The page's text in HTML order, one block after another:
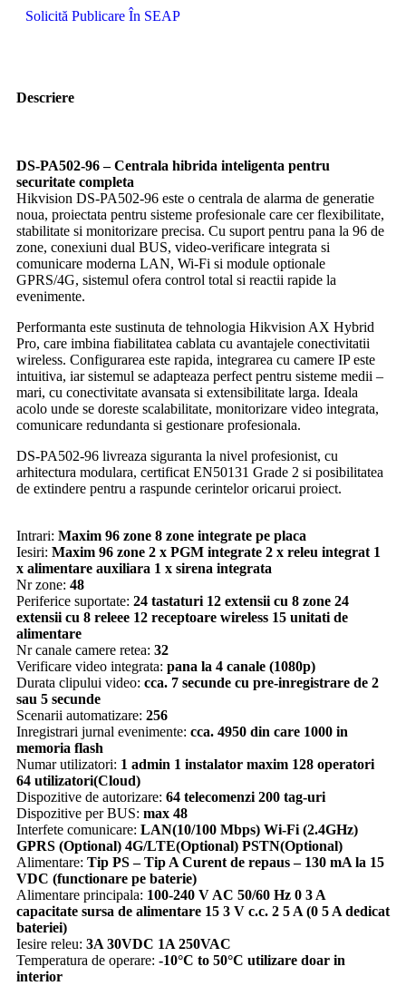
Solicită Publicare În SEAP
Descriere
DS-PA502-96 – Centrala hibrida inteligenta pentru
securitate completa
Hikvision DS-PA502-96 este o centrala de alarma de generatie
noua, proiectata pentru sisteme profesionale care cer flexibilitate,
stabilitate si monitorizare precisa. Cu suport pentru pana la 96 de
zone, conexiuni dual BUS, video-verificare integrata si
comunicare moderna LAN, Wi-Fi si module optionale
GPRS/4G, sistemul ofera control total si reactii rapide la
evenimente.
Performanta este sustinuta de tehnologia Hikvision AX Hybrid
Pro, care imbina fiabilitatea cablata cu avantajele conectivitatii
wireless. Configurarea este rapida, integrarea cu camere IP este
intuitiva, iar sistemul se adapteaza perfect pentru sisteme medii –
mari, cu conectivitate avansata si extensibilitate larga. Ideala
acolo unde se doreste scalabilitate, monitorizare video integrata,
comunicare redundanta si gestionare profesionala.
DS-PA502-96 livreaza siguranta la nivel profesionist, cu
arhitectura modulara, certificat EN50131 Grade 2 si posibilitatea
de extindere pentru a raspunde cerintelor oricarui proiect.
Intrari: Maxim 96 zone 8 zone integrate pe placa
Iesiri: Maxim 96 zone 2 x PGM integrate 2 x releu integrat 1
x alimentare auxiliara 1 x sirena integrata
Nr zone: 48
Periferice suportate: 24 tastaturi 12 extensii cu 8 zone 24
extensii cu 8 releee 12 receptoare wireless 15 unitati de
alimentare
Nr canale camere retea: 32
Verificare video integrata: pana la 4 canale (1080p)
Durata clipului video: cca. 7 secunde cu pre-inregistrare de 2
sau 5 secunde
Scenarii automatizare: 256
Inregistrari jurnal evenimente: cca. 4950 din care 1000 in
memoria flash
Numar utilizatori: 1 admin 1 instalator maxim 128 operatori
64 utilizatori(Cloud)
Dispozitive de autorizare: 64 telecomenzi 200 tag-uri
Dispozitive per BUS: max 48
Interfete comunicare: LAN(10/100 Mbps) Wi-Fi (2.4GHz)
GPRS (Optional) 4G/LTE(Optional) PSTN(Optional)
Alimentare: Tip PS – Tip A Curent de repaus – 130 mA la 15
VDC (functionare pe baterie)
Alimentare principala: 100-240 V AC 50/60 Hz 0 3 A
capacitate sursa de alimentare 15 3 V c.c. 2 5 A (0 5 A dedicat
bateriei)
Iesire releu: 3A 30VDC 1A 250VAC
Temperatura de operare: -10°C to 50°C utilizare doar in
interior